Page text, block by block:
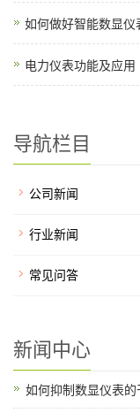
如何做好智能数显
电力仪表功能及应用
导航栏目
公司新闻
行业新闻
常见问答
新闻中心
如何抑制数显仪表的